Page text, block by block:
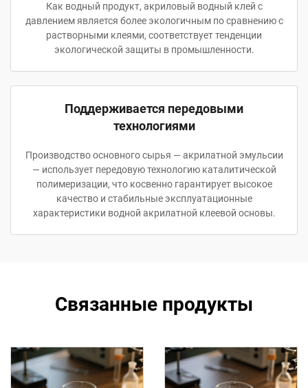
Как водный продукт, акриловый водный клей с
давлением является более экологичным по сравнению с
растворными клеями, соответствует тенденции
экологической защиты в промышленности.
Поддерживается передовыми
технологиями
Производство основного сырья — акрилатной эмульсии
— использует передовую технологию каталитической
полимеризации, что косвенно гарантирует высокое
качество и стабильные эксплуатационные
характеристики водной акрилатной клеевой основы.
Связанные продукты